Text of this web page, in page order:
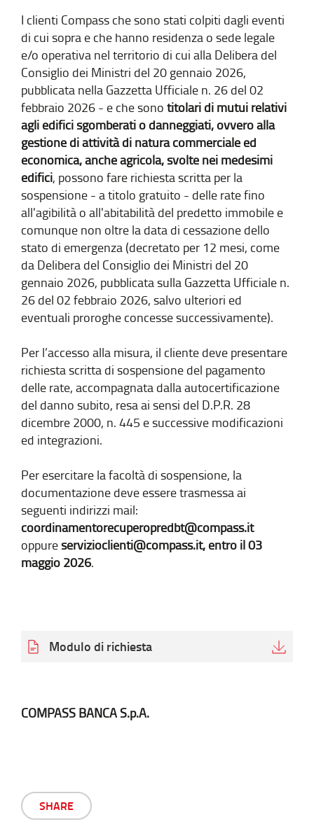
I clienti Compass che sono stati colpiti dagli eventi
di cui sopra e che hanno residenza o sede legale
e/o operativa nel territorio di cui alla Delibera del
Consiglio dei Ministri del 20 gennaio 2026,
pubblicata nella Gazzetta Ufficiale n. 26 del 02
febbraio 2026 - e che sono titolari di mutui relativi
agli edifici sgomberati o danneggiati, ovvero alla
gestione di attività di natura commerciale ed
economica, anche agricola, svolte nei medesimi
edifici, possono fare richiesta scritta per la
sospensione - a titolo gratuito - delle rate fino
all'agibilità o all'abitabilità del predetto immobile e
comunque non oltre la data di cessazione dello
stato di emergenza (decretato per 12 mesi, come
da Delibera del Consiglio dei Ministri del 20
gennaio 2026, pubblicata sulla Gazzetta Ufficiale n.
26 del 02 febbraio 2026, salvo ulteriori ed
eventuali proroghe concesse successivamente).
Per l’accesso alla misura, il cliente deve presentare
richiesta scritta di sospensione del pagamento
delle rate, accompagnata dalla autocertificazione
del danno subito, resa ai sensi del D.P.R. 28
dicembre 2000, n. 445 e successive modificazioni
ed integrazioni.
Per esercitare la facoltà di sospensione, la
documentazione deve essere trasmessa ai
seguenti indirizzi mail:
coordinamentorecuperopredbt@compass.it
oppureservizioclienti@compass.it, entro il 03
maggio 2026.
Modulo di richiesta
COMPASS BANCA S.p.A.
SHARE